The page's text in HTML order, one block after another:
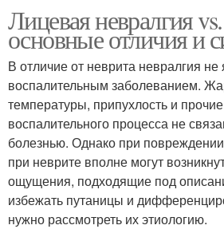
Тройничные нервы
Нерв на лице
Лицевая невралгия
основные отличия и
В отличие от неврита невралгия не
воспалительным заболеванием.
температуры, припухлость и
воспалительного процесса не
болезнью. Однако при
при неврите вполне могут
ощущения, подходящие под
избежать путаницы и
нужно рассмотреть их этиологию.